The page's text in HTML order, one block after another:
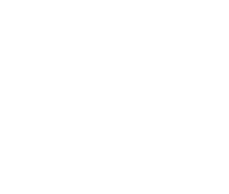
с комплектом насадок (4 шт).